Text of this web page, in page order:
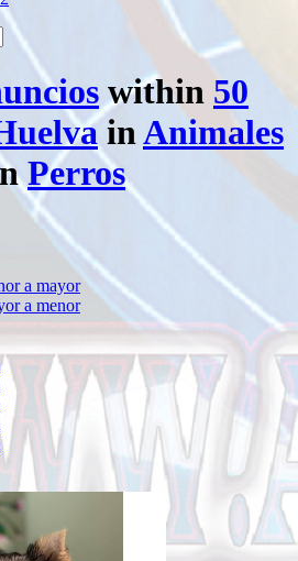
within 50
inAnimales
Perros
a mayor
a menor